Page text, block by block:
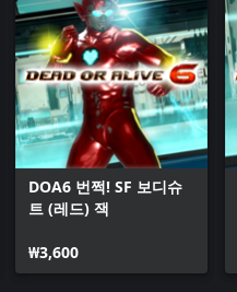
DOA6 번쩍! SF 보디슈
트 (레드) 잭
₩3,600